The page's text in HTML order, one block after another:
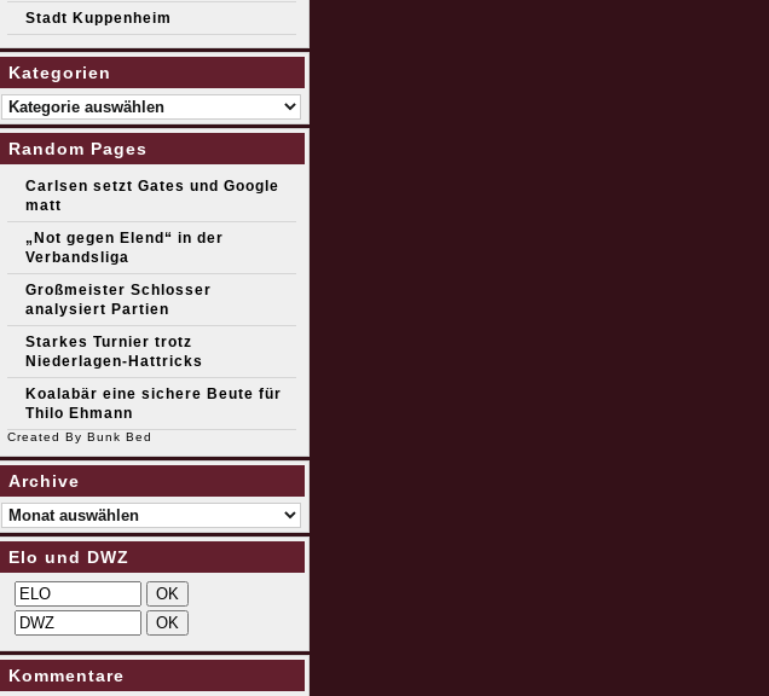
Stadt Kuppenheim
Kategorien
Kategorien
Random Pages
Carlsen setzt Gates und Google
matt
„Not gegen Elend“ in der
Verbandsliga
Großmeister Schlosser
analysiert Partien
Starkes Turnier trotz
Niederlagen-Hattricks
Koalabär eine sichere Beute für
Thilo Ehmann
Created By Bunk Bed
Archive
Archive
Elo und DWZ
Kommentare